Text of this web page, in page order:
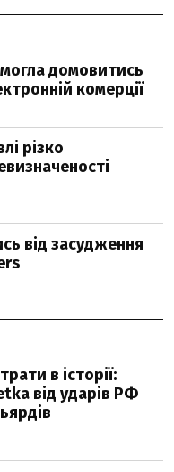
домовитись
комерції
різко
від засудження
в історії:
від ударів РФ